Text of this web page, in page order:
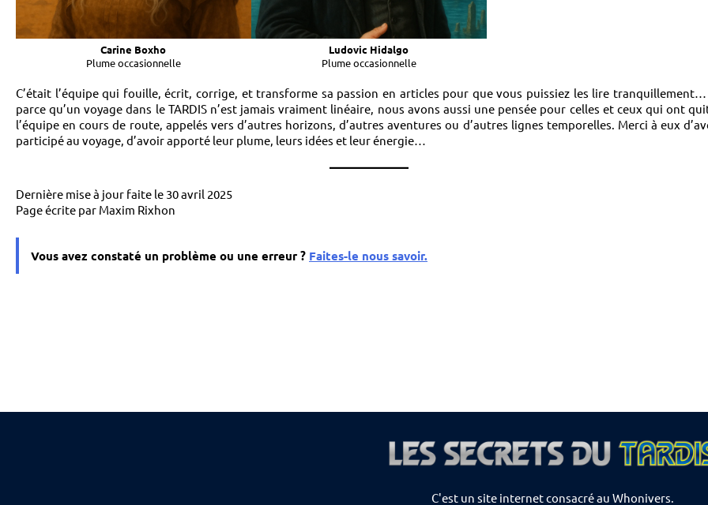
Carine Boxho
Plume occasionnelle
Ludovic Hidalgo
Plume occasionnelle
C’était l’équipe qui fouille, écrit, corrige, et transforme sa passion en articles pour que vous puissiez les lire
parce qu’un voyage dans le TARDIS n’est jamais vraiment linéaire, nous avons aussi une pensée pour celles et ceux qui ont
l’équipe en cours de route, appelés vers d’autres horizons, d’autres aventures ou d’autres lignes temporelles. Merci à eux
participé au voyage, d’avoir apporté leur plume, leurs idées et leur énergie…
Dernière mise à jour faite le 30 avril 2025
Page écrite par Maxim Rixhon
Vous avez constaté un problème ou une erreur ? Faites-le nous savoir.
C'est un site internet consacré au Whonivers.